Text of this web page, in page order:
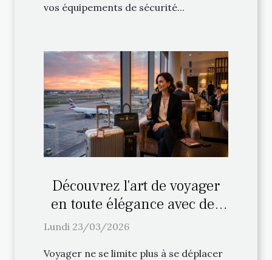
vos équipements de sécurité...
Découvrez l'art de voyager
en toute élégance avec des
services VIP
Lundi 23/03/2026
Voyager ne se limite plus à se déplacer